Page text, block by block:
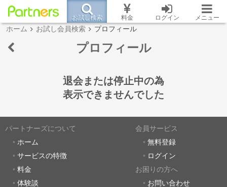
お試し検索 料金 ログイン メニュー
ホーム お試し会員検索 プロフィール
プロフィール
退会または停止中の為
表示できませんでした
パートナーズについて
ホーム
サービスの特徴
料金
体験談
会員サービス
無料登録
ログイン
お困りの方へ
お問い合わせ